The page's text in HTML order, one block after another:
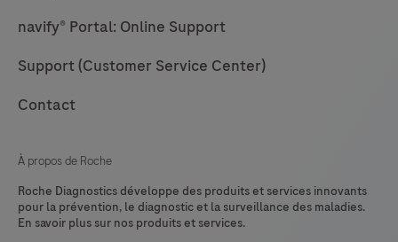
navify® Portal: Online Support
Support (Customer Service Center)
Contact
À propos de Roche
Roche Diagnostics développe des produits et services innovants
pour la prévention, le diagnostic et la surveillance des maladies.
En savoir plus sur nos produits et services.